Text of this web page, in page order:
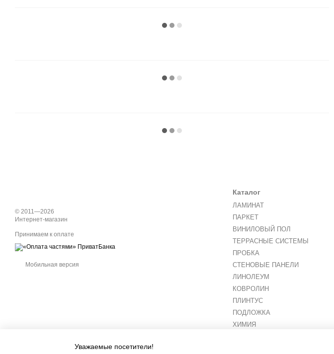
© 2011—2026
Интернет-магазин
Принимаем к оплате
Мобильная версия
Каталог
ЛАМИНАТ
ПАРКЕТ
ВИНИЛОВЫЙ ПОЛ
ТЕРРАСНЫЕ СИСТЕМЫ
ПРОБКА
СТЕНОВЫЕ ПАНЕЛИ
ЛИНОЛЕУМ
КОВРОЛИН
ПЛИНТУС
ПОДЛОЖКА
ХИМИЯ
Уважаемые посетители!